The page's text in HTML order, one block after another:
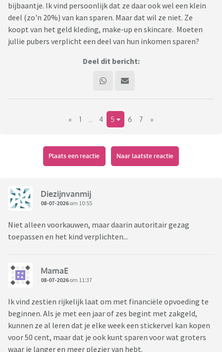
bijbaantje. Ik vind persoonlijk dat ze daar ook wel een klein
deel (zo'n 20%) van kan sparen. Maar dat wil ze niet. Ze
koopt van het geld kleding, make-up en skincare. Moeten
jullie pubers verplicht een deel van hun inkomen sparen?
Deel dit bericht:
« 1 4 5 6 7 »
Plaats een reactie Naar laatste reactie
Diezijnvanmij
08-07-2026om 10:55
Niet alleen voorkauwen, maar daarin autoritair gezag
toepassen en het kind verplichten...
MamaE
08-07-2026om 11:37
Ik vind zestien rijkelijk laat om met financiële opvoeding te
beginnen. Als je met een jaar of zes begint met zakgeld,
kunnen ze al leren dat je elke week een stickervel kan kopen
voor 50 cent, maar dat je ook kunt sparen voor wat groters
waar je langer en meer plezier van hebt.